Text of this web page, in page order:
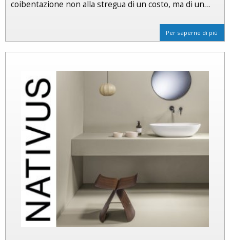
coibentazione non alla stregua di un costo, ma di un…
Per saperne di più